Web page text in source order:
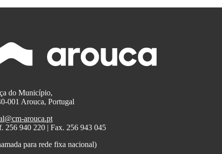
do Município,
001 Arouca, Portugal
arouca.pt
256 940 220 | Fax. 256 943 045
para rede fixa nacional)